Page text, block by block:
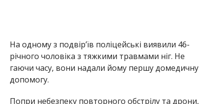
На одному з подвір’їв поліцейські виявили 46-
річного чоловіка з тяжкими травмами ніг. Не
гаючи часу, вони надали йому першу домедичну
допомогу.
Попри небезпеку повторного обстрілу та дрони,